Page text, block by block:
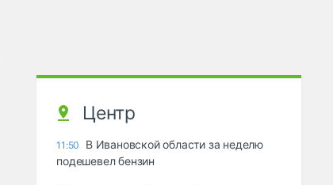
Центр
11:50
В Ивановской области за неделю
подешевел бензин